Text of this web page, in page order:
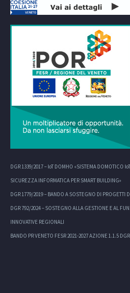
DGR 1339/2017 – IoT DOMHO «SISTEMA DOMOTICO
SICUREZZA INFORMATICA PER SMART BUILDING»
DGR 1779/2019 – BANDO A SOSTEGNO DI PROGETTI
DGR 792/2024 – SOSTEGNO ALLA GESTIONE E AL
INNOVATIVE REGIONALI
BANDO PR VENETO FESR 2021-2027 AZIONE 1.1.5